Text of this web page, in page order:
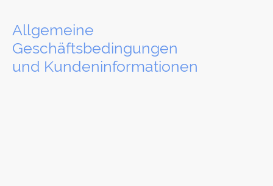
Allgemeine
Geschäftsbedingungen
und Kundeninformationen